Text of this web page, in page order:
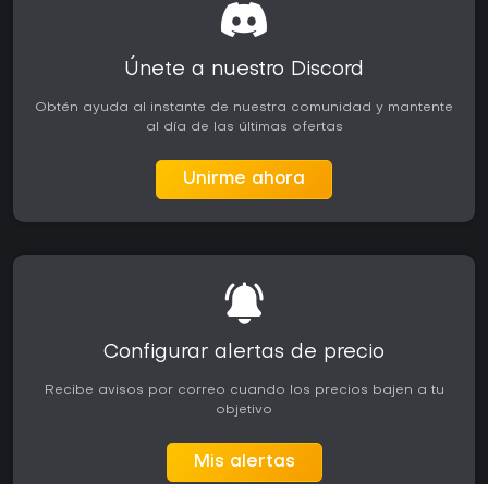
Únete a nuestro Discord
Obtén ayuda al instante de nuestra comunidad y mantente
al día de las últimas ofertas
Unirme ahora
Configurar alertas de precio
Recibe avisos por correo cuando los precios bajen a tu
objetivo
Mis alertas